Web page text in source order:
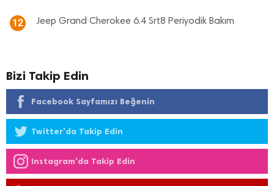
12 Jeep Grand Cherokee 6.4 Srt8 Periyodik Bakım
Bizi Takip Edin
Facebook Sayfamızı Beğenin
Twitter'da Takip Edin
Instagram'da Takip Edin